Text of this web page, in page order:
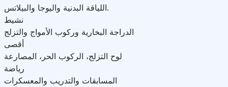
اللياقة البدنية واليوجا والبيلاتس.
نشيط
الدراجة البخارية وركوب الأمواج والتزلج
أقصى
لوح التزلج، الركوب الحر، المصارعة
رياضة
المسابقات والتدريب والمعسكرات